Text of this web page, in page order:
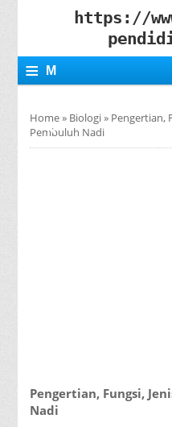
https://
≡ M
N
Home» Biologi» Pengertian,
Pembuluh Nadi
Pengertian, Fungsi,
Nadi